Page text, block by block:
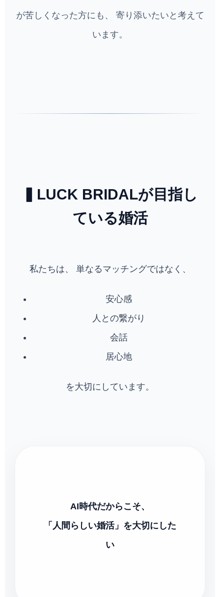
が苦しくなった方にも、 寄り添いたいと考えて
います。
▍LUCK BRIDALが目指し
ている婚活
私たちは、 単なるマッチングではなく、
安心感
人との繋がり
会話
居心地
を大切にしています。
AI時代だからこそ、
「人間らしい婚活」を大切にした
い